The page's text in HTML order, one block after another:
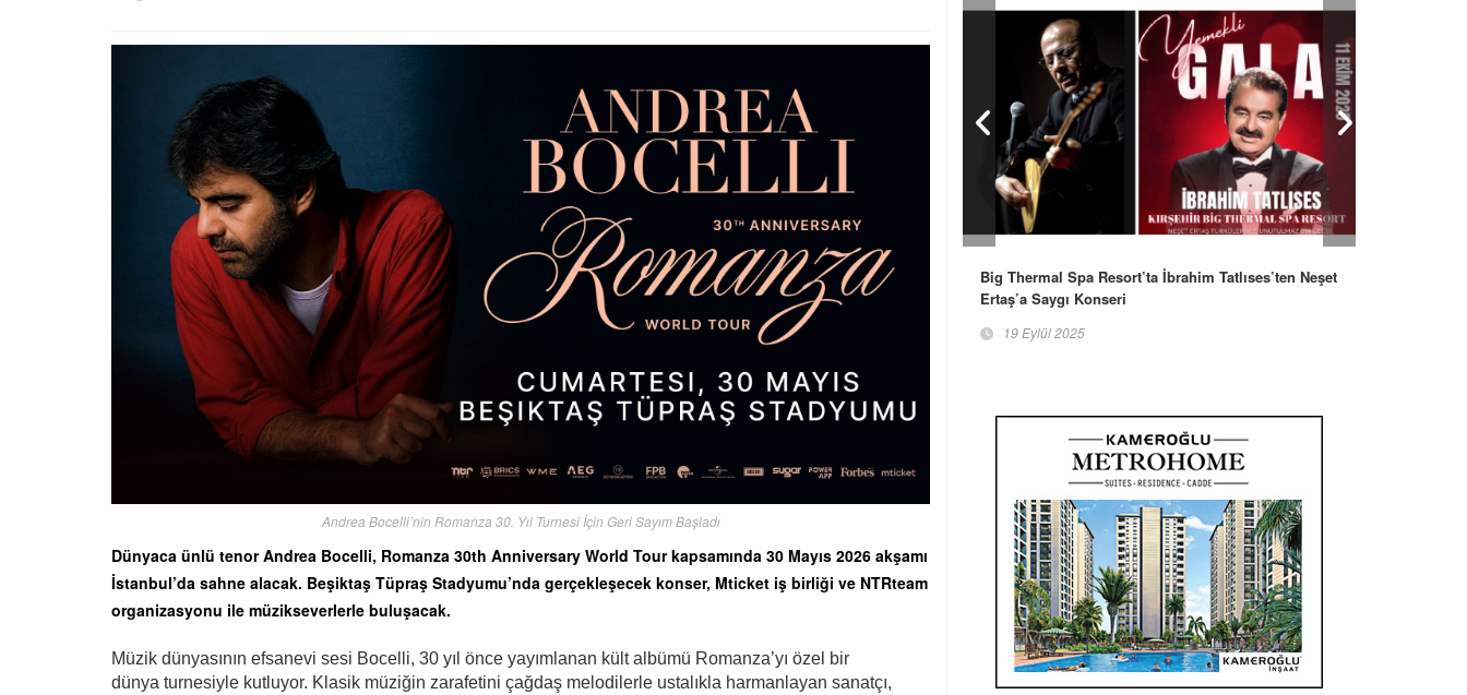
Andrea Bocelli’nin Romanza 30. Yıl Turnesi İçin Geri Sayım Başladı
Dünyaca ünlü tenor Andrea Bocelli, Romanza 30th Anniversary World Tour kapsamında 30 Mayıs 2026 akşamı
İstanbul’da sahne alacak. Beşiktaş Tüpraş Stadyumu’nda gerçekleşecek konser, Mticket iş birliği ve NTRteam
organizasyonu ile müzikseverlerle buluşacak.
Müzik dünyasının efsanevi sesi Bocelli, 30 yıl önce yayımlanan kült albümü Romanza’yı özel bir
dünya turnesiyle kutluyor. Klasik müziğin zarafetini çağdaş melodilerle ustalıkla harmanlayan sanatçı,
Big Thermal Spa Resort’ta İbrahim Tatlıses’ten Neşet
Ertaş’a Saygı Konseri
19 Eylül 2025